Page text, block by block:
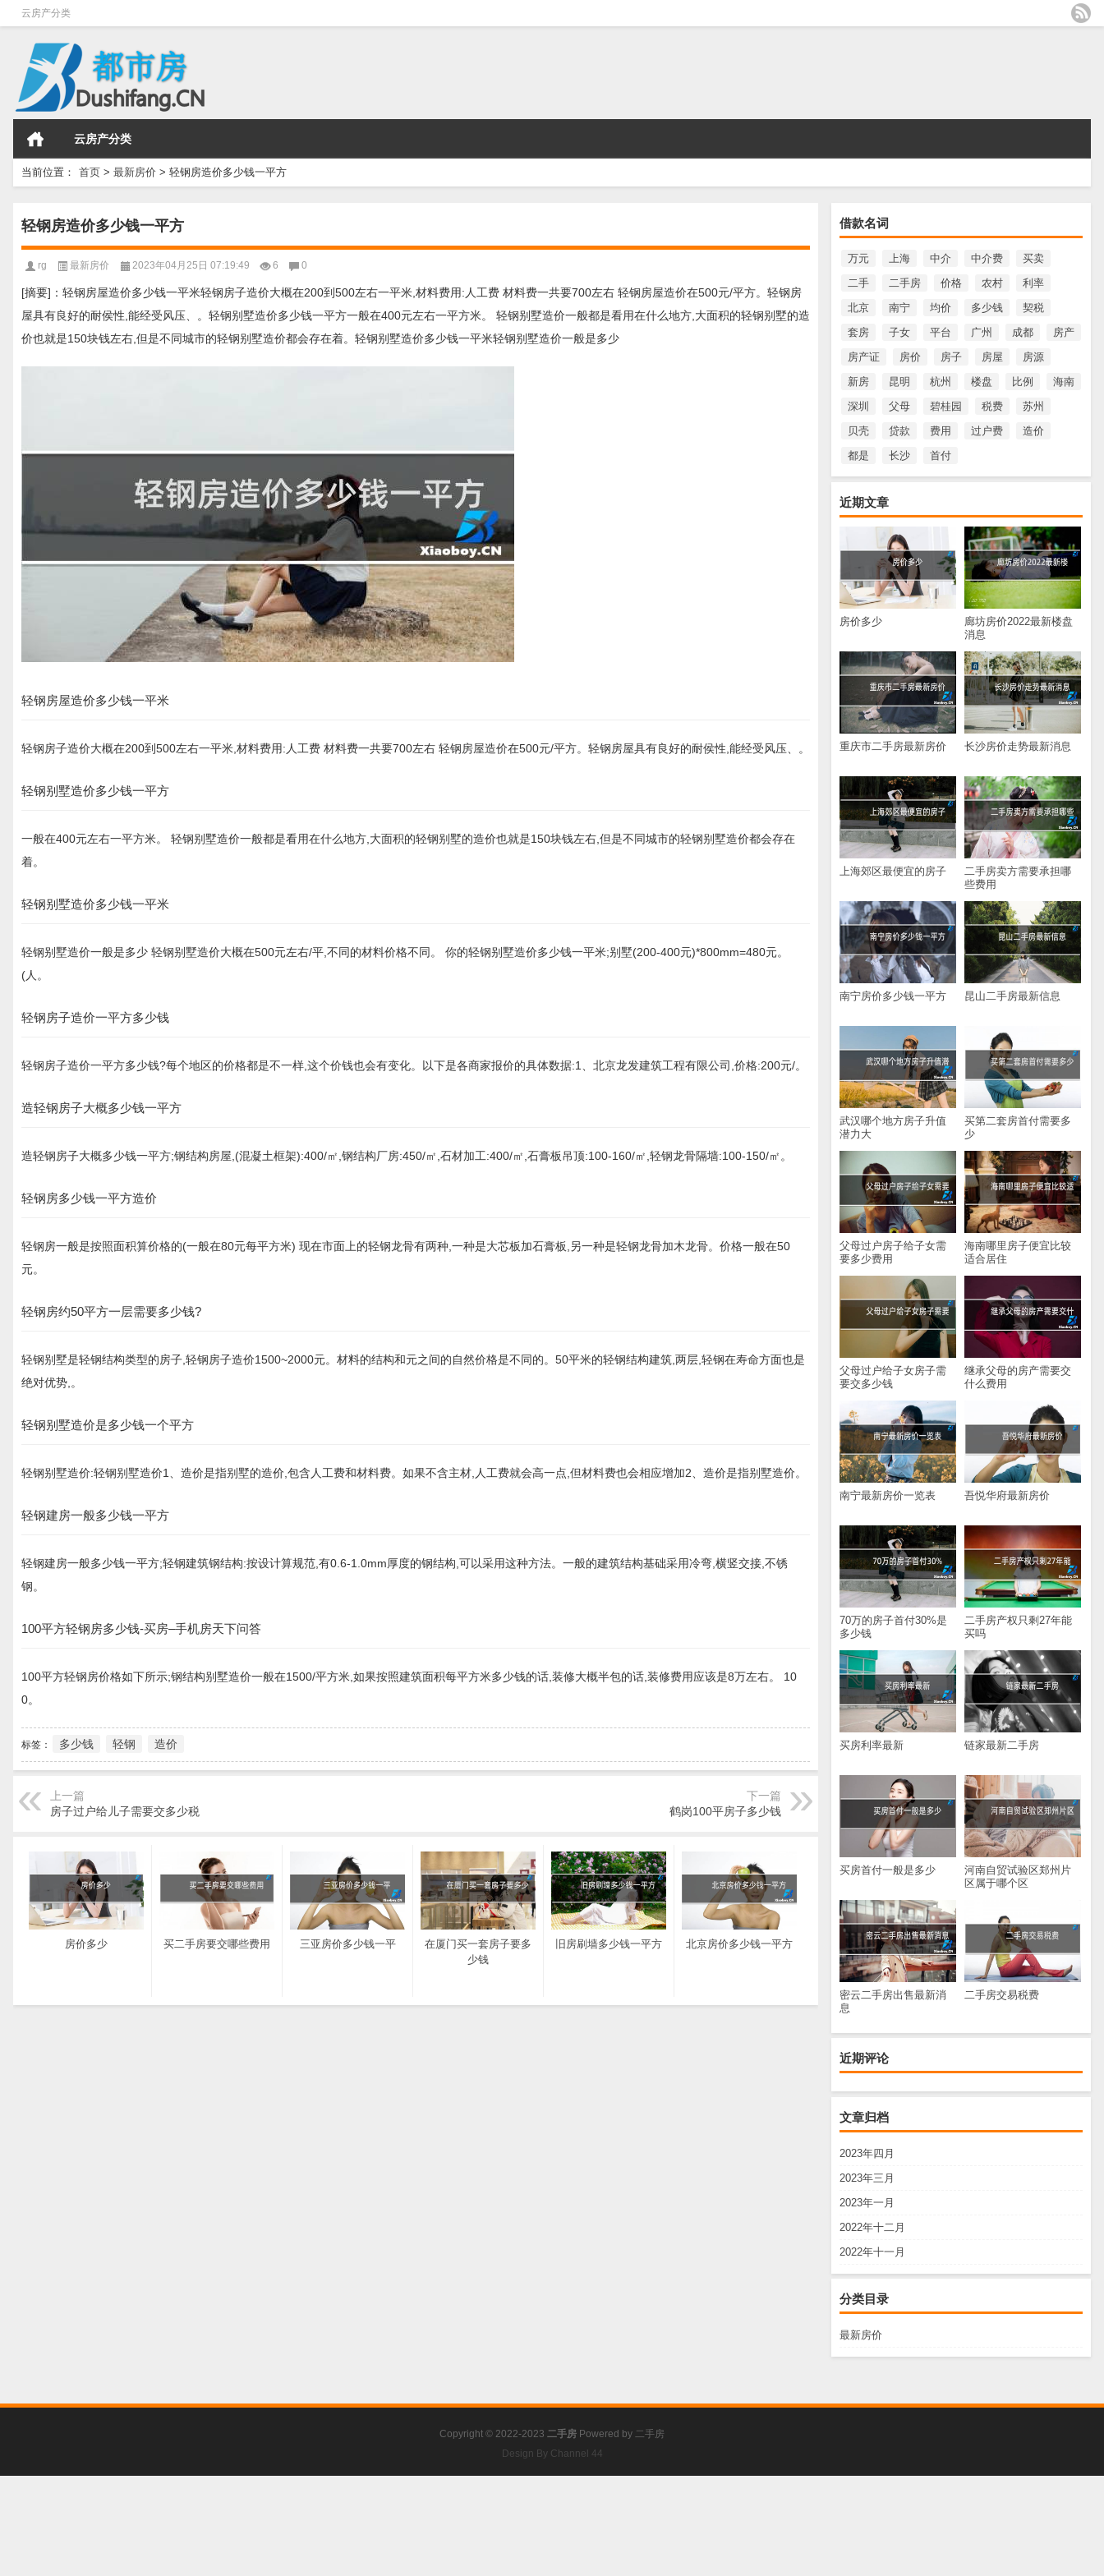
云房产分类
云房产分类
当前位置： 首页 > 最新房价 > 轻钢房造价多少钱一平方
借款名词
万元 上海 中介 中介费
买卖
二手
二手房 价格 农村
利率
北京
南宁 均价 多少钱
契税
套房
子女 平台 广州 成都
房产
房产证
房价 房子 房屋
房源
新房
昆明 杭州 楼盘 比例
海南
深圳
父母 碧桂园 税费
苏州
贝壳
贷款 费用 过户费
造价
都是
长沙 首付
近期文章
房价多少
廊坊房价2022最新楼盘
消息
重庆市二手房最新房价 长沙房价走势最新消息
上海郊区最便宜的房子
二手房卖方需要承担哪
些费用
南宁房价多少钱一平方 昆山二手房最新信息
武汉哪个地方房子升值
潜力大
买第二套房首付需要多
少
父母过户房子给子女需
要多少费用
海南哪里房子便宜比较
适合居住
父母过户给子女房子需
要交多少钱
继承父母的房产需要交
什么费用
南宁最新房价一览表 吾悦华府最新房价
70万的房子首付30%是
多少钱
二手房产权只剩27年能
买吗
买房利率最新 链家最新二手房
买房首付一般是多少
河南自贸试验区郑州片
区属于哪个区
密云二手房出售最新消
息
二手房交易税费
近期评论
文章归档
2023年四月
2023年三月
2023年一月
2022年十二月
2022年十一月
分类目录
最新房价
轻钢房造价多少钱一平方
rg 最新房价 2023年04月25日 07:19:49 6 0
[摘要]：轻钢房屋造价多少钱一平米轻钢房子造价大概在200到500左右一平米,材料费用:人工费 材料费一共要700左右 轻钢房屋造价在500元/平方。轻钢房
屋具有良好的耐侯性,能经受风压、。轻钢别墅造价多少钱一平方一般在400元左右一平方米。 轻钢别墅造价一般都是看用在什么地方,大面积的轻钢别墅的造
价也就是150块钱左右,但是不同城市的轻钢别墅造价都会存在着。轻钢别墅造价多少钱一平米轻钢别墅造价一般是多少
轻钢房屋造价多少钱一平米
轻钢房子造价大概在200到500左右一平米,材料费用:人工费 材料费一共要700左右 轻钢房屋造价在500元/平方。轻钢房屋具有良好的耐侯性,能经受风压、。
轻钢别墅造价多少钱一平方
一般在400元左右一平方米。 轻钢别墅造价一般都是看用在什么地方,大面积的轻钢别墅的造价也就是150块钱左右,但是不同城市的轻钢别墅造价都会存在
着。
轻钢别墅造价多少钱一平米
轻钢别墅造价一般是多少 轻钢别墅造价大概在500元左右/平,不同的材料价格不同。 你的轻钢别墅造价多少钱一平米;别墅(200-400元)*800mm=480元。
(人。
轻钢房子造价一平方多少钱
轻钢房子造价一平方多少钱?每个地区的价格都是不一样,这个价钱也会有变化。以下是各商家报价的具体数据:1、北京龙发建筑工程有限公司,价格:200元/。
造轻钢房子大概多少钱一平方
造轻钢房子大概多少钱一平方;钢结构房屋,(混凝土框架):400/㎡,钢结构厂房:450/㎡,石材加工:400/㎡,石膏板吊顶:100-160/㎡,轻钢龙骨隔墙:100-150/㎡。
轻钢房多少钱一平方造价
轻钢房一般是按照面积算价格的(一般在80元每平方米) 现在市面上的轻钢龙骨有两种,一种是大芯板加石膏板,另一种是轻钢龙骨加木龙骨。价格一般在50
元。
轻钢房约50平方一层需要多少钱?
轻钢别墅是轻钢结构类型的房子,轻钢房子造价1500~2000元。材料的结构和元之间的自然价格是不同的。50平米的轻钢结构建筑,两层,轻钢在寿命方面也是
绝对优势,。
轻钢别墅造价是多少钱一个平方
轻钢别墅造价:轻钢别墅造价1、造价是指别墅的造价,包含人工费和材料费。如果不含主材,人工费就会高一点,但材料费也会相应增加2、造价是指别墅造价。
轻钢建房一般多少钱一平方
轻钢建房一般多少钱一平方;轻钢建筑钢结构:按设计算规范,有0.6-1.0mm厚度的钢结构,可以采用这种方法。一般的建筑结构基础采用冷弯,横竖交接,不锈
钢。
100平方轻钢房多少钱-买房–手机房天下问答
100平方轻钢房价格如下所示;钢结构别墅造价一般在1500/平方米,如果按照建筑面积每平方米多少钱的话,装修大概半包的话,装修费用应该是8万左右。 10
0。
标签： 多少钱 轻钢 造价
上一篇
房子过户给儿子需要交多少税
下一篇
鹤岗100平房子多少钱
房价多少 买二手房要交哪些费用 三亚房价多少钱一平
在厦门买一套房子要多
少钱
旧房刷墙多少钱一平方 北京房价多少钱一平方
Copyright © 2022-2023 二手房 Powered by 二手房
Design By Channel 44